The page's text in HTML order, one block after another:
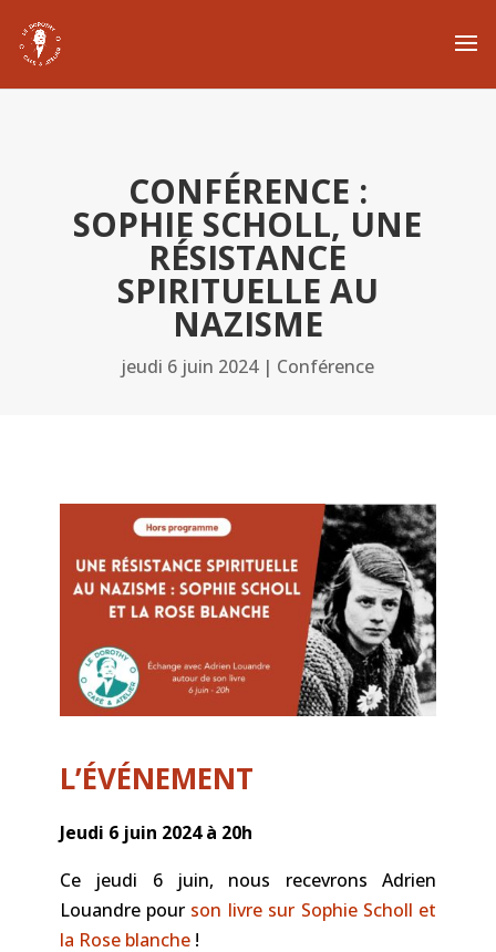
CONFÉRENCE :
SOPHIE SCHOLL, UNE
RÉSISTANCE
SPIRITUELLE AU
NAZISME
jeudi 6 juin 2024| Conférence
L’ÉVÉNEMENT
Jeudi 6 juin 2024 à 20h
Ce jeudi 6 juin, nous recevrons Adrien
Louandre pour son livre sur Sophie Scholl et
la Rose blanche!